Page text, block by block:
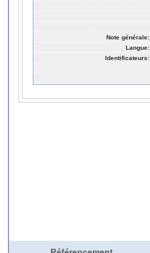
Note générale:
Langue:
Identificateurs: